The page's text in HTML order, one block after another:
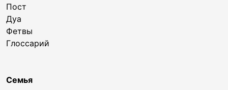
Пост
Дуа
Фетвы
Глоссарий
Семья